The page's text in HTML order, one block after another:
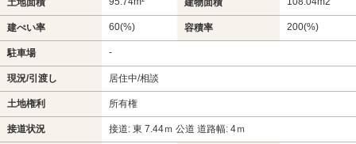
土地面積 建物面積
建ぺい率 60(%) 容積率 200(%)
駐車場 -
現況/引渡し 居住中/相談
土地権利 所有権
接道状況 接道: 東 7.44ｍ 公道 道路幅: 4ｍ